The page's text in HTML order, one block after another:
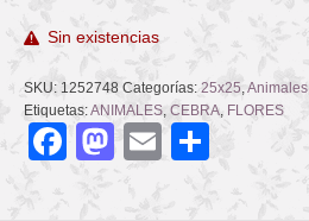
Sin existencias
SKU: 1252748 Categorías: 25x25 Animales,
Etiquetas:ANIMALES, CEBRA, FLORES
Facebook
Mastodon
Email